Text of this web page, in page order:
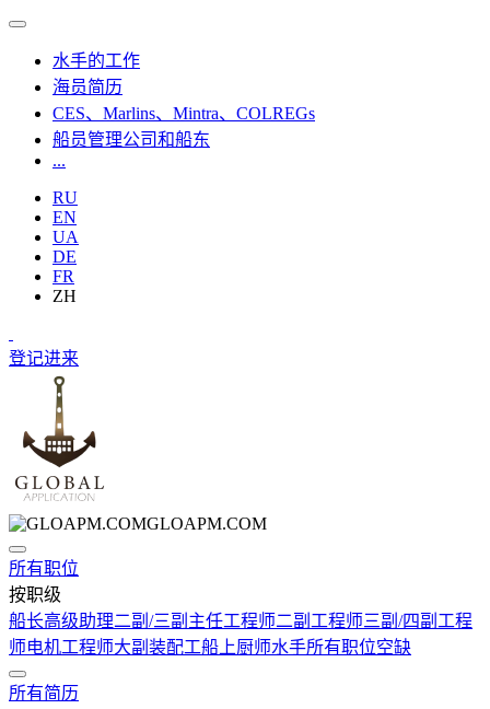
水手的工作
海员简历
CES、Marlins、Mintra、COLREGs
船员管理公司和船东
...
RU
EN
UA
DE
FR
ZH
登记进来
GLOAPM.COM
所有职位
按职级
船长高级助理二副/三副 主任工程师二副工程师三副/四副工程
师电机工程师大副 装配工船上厨师水手所有职位空缺
所有简历